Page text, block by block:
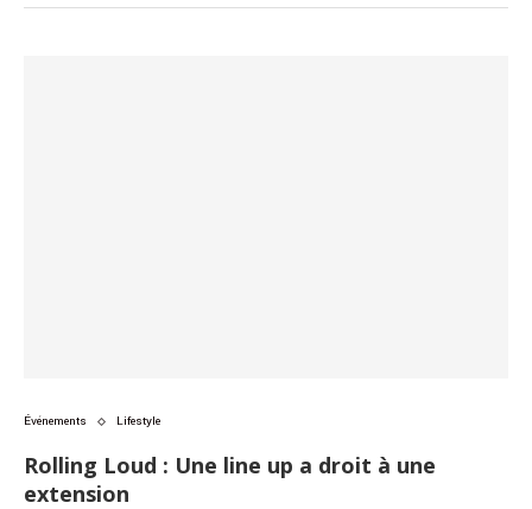
Événements Lifestyle
Rolling Loud : Une line up a droit à une
extension